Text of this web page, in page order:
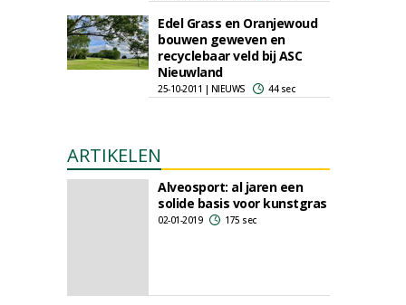
Edel Grass en Oranjewoud
bouwen geweven en
recyclebaar veld bij ASC
Nieuwland
25-10-2011 | NIEUWS 44 sec
ARTIKELEN
Alveosport: al jaren een
solide basis voor kunstgras
02-01-2019 175 sec